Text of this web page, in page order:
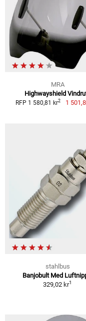
MRA
Highwayshield
RFP 1 580,81 kr2 1
stahlbus
Banjobult Med
329,02 kr1